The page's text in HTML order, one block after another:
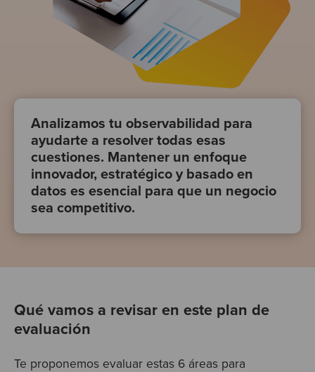
Analizamos tu observabilidad para
ayudarte a resolver todas esas
cuestiones. Mantener un enfoque
innovador, estratégico y basado en
datos es esencial para que un negocio
sea competitivo.
Qué vamos a revisar en este plan de
evaluación
Te proponemos evaluar estas 6 áreas para